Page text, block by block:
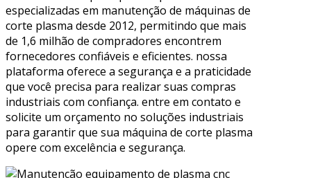
especializadas em manutenção de máquinas de
corte plasma desde 2012, permitindo que mais
de 1,6 milhão de compradores encontrem
fornecedores confiáveis e eficientes. nossa
plataforma oferece a segurança e a praticidade
que você precisa para realizar suas compras
industriais com confiança. entre em contato e
solicite um orçamento no soluções industriais
para garantir que sua máquina de corte plasma
opere com excelência e segurança.